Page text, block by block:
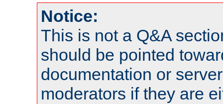
Notice:
This is not a Q&A
should be pointed
documentation or
moderators if they are